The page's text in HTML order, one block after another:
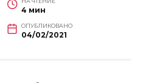
4 мин
ОПУБЛИКОВАНО
04/02/2021